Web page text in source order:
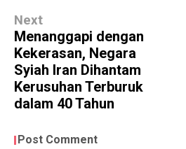
Next
Menanggapi dengan
Kekerasan, Negara
Syiah Iran Dihantam
Kerusuhan Terburuk
dalam 40 Tahun
Post Comment